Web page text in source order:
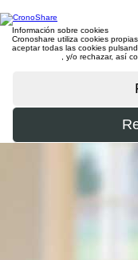
Información sobre cookies
Cronoshare utiliza cookies
aceptar todas las cookies
, y/o rechazar, así